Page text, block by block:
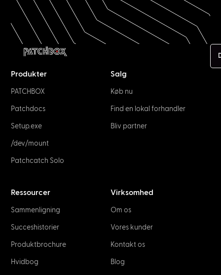
Produkter
PATCHBOX
Patchdocs
Setup.exe
/dev/mount
Patchcatch Solo
Salg
Køb nu
Find en lokal forhandler
Bliv partner
Ressourcer
Sammenligning
Succeshistorier
Produktbrochure
Hvidbog
Virksomhed
Om os
Vores kunder
Kontakt os
Blog